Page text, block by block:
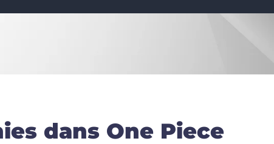
dans One Piece